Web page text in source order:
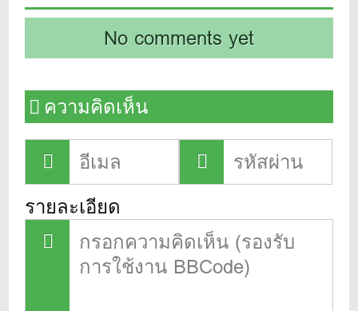
No comments yet
ความคิดเห็น
รายละเอียด